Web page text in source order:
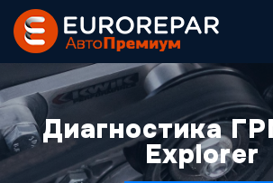
Диагностика
Explorer